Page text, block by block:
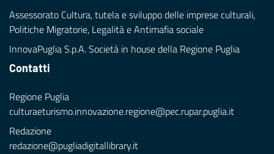
Assessorato Cultura, tutela e sviluppo delle imprese culturali,
Politiche Migratorie, Legalità e Antimafia sociale
InnovaPuglia S.p.A. Società in house della Regione Puglia
Contatti
Regione Puglia
culturaeturismo.innovazione.regione@pec.rupar.puglia.it
Redazione
redazione@pugliadigitallibrary.it